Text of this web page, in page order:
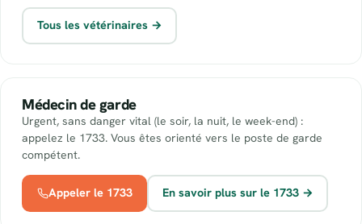
Tous les vétérinaires →
Médecin de garde
Urgent, sans danger vital (le soir, la nuit, le week-end) :
appelez le 1733. Vous êtes orienté vers le poste de garde
compétent.
Appeler le 1733 En savoir plus sur le 1733 →